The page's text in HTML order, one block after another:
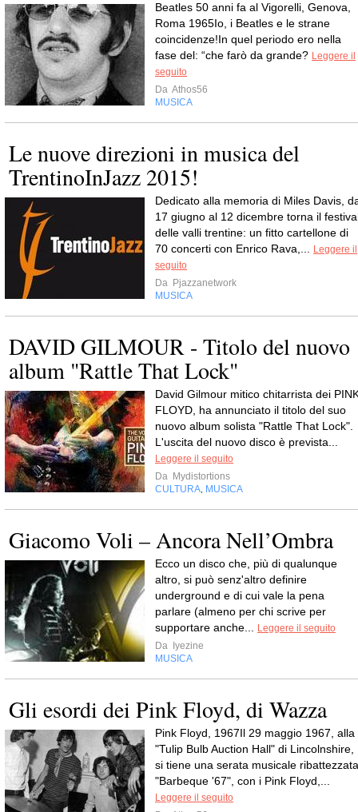
Beatles 50 anni fa al Vigorelli, Genova,
Roma 1965Io, i Beatles e le strane
coincidenze!In quel periodo ero nella
fase del: “che farò da grande? Leggere il
seguito
Da Athos56
MUSICA
Le nuove direzioni in musica del
TrentinoInJazz 2015!
Dedicato alla memoria di Miles Davis,
17 giugno al 12 dicembre torna il
delle valli trentine: un fitto cartellone di
70 concerti con Enrico Rava,...
Leggere il
seguito
Da Pjazzanetwork
MUSICA
DAVID GILMOUR - Titolo del nuovo
album "Rattle That Lock"
David Gilmour mitico chitarrista dei
FLOYD, ha annunciato il titolo del suo
nuovo album solista "Rattle That Lock".
L'uscita del nuovo disco è prevista...
Leggere il seguito
Da Mydistortions
CULTURA MUSICA
Giacomo Voli – Ancora Nell’Ombra
Ecco un disco che, più di qualunque
altro, si può senz'altro definire
underground e di cui vale la pena
parlare (almeno per chi scrive per
supportare anche...
Leggere il seguito
Da
Iyezine
MUSICA
Gli esordi dei Pink Floyd, di Wazza
Pink Floyd, 1967Il 29 maggio 1967, alla
"Tulip Bulb Auction Hall" di Lincolnshire,
si tiene una serata musicale ribattezzata
"Barbeque '67", con i Pink Floyd,...
Leggere il seguito